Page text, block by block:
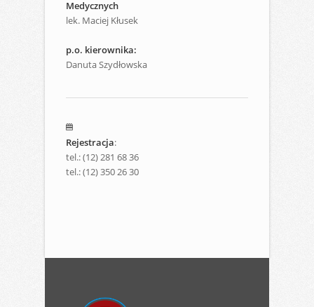
Medycznych
lek. Maciej Kłusek
p.o. kierownika:
Danuta Szydłowska
Rejestracja:
tel.: (12) 281 68 36
tel.: (12) 350 26 30